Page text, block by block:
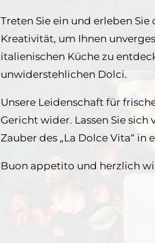
Treten Sie ein und erleben
Kreativität, um Ihnen
italienischen Küche zu
unwiderstehlichen Dolci.
Unsere Leidenschaft für
Gericht wider. Lassen Sie
Zauber des „La Dolce Vita“
Buon appetito und herzlich